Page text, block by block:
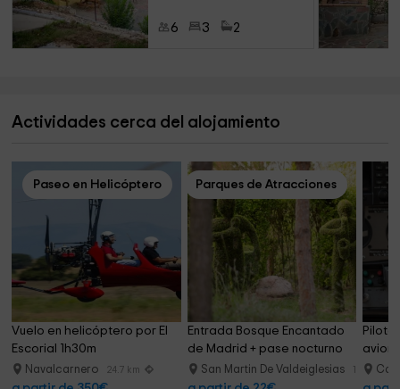
6 3 2
Actividades cerca del alojamiento
Paseo en Helicóptero
Vuelo en helicóptero por El
Escorial 1h30m
Navalcarnero 24.7 km
Parques de Atracciones
Entrada Bosque Encantado
de Madrid + pase nocturno
San Martin De Valdeiglesias 12.7 km
Piloto